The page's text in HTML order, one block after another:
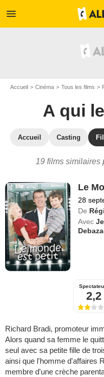
menu
Accueil Cinéma Tous les films
A qui
Accueil Casting
19 films similaires
Le
28
De
Avec
2,2
Richard Bradi, promoteur
Alors quand sa femme le
seul avec sa petite fille de
ainsi que l'homme d'affaires
membre d'une crèche